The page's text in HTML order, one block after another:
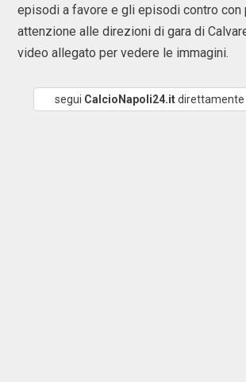
episodi a favore e gli episodi contro con
attenzione alle direzioni di gara di
video allegato per vedere le immagini.
segui CalcioNapoli24.itdirettamente